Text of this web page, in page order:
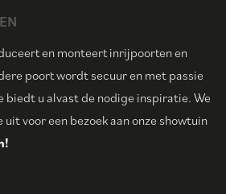
en monteert inrijpoorten en
poort wordt secuur en met passie
biedt u alvast de nodige inspiratie. We
uit voor een bezoek aan onze showtuin